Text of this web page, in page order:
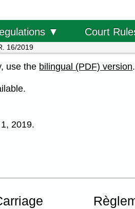
▼ Court
16/2019
use the bilingual (PDF) version.
2019.